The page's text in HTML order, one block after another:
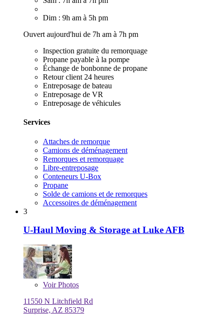
Dim : 9h am à 5h pm
Ouvert aujourd'hui de 7h am à 7h pm
Inspection gratuite du remorquage
Propane payable à la pompe
Échange de bonbonne de propane
Retour client 24 heures
Entreposage de bateau
Entreposage de VR
Entreposage de véhicules
Services
Attaches de remorque
Camions de déménagement
Remorques et remorquage
Libre-entreposage
Conteneurs U-Box
Propane
Solde de camions et de remorques
Accessoires de déménagement
3
U-Haul Moving & Storage at Luke AFB
VoirPhotos
11550 N Litchfield Rd
Surprise, AZ 85379